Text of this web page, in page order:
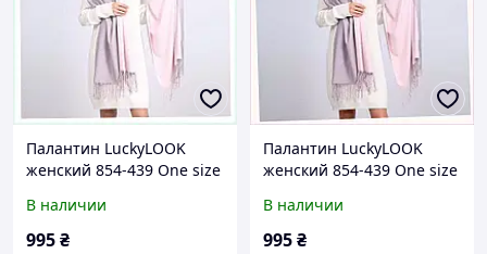
Палантин LuckyLOOK
женский 854-439 One size
68B8T6B183
В наличии
995₴
Палантин LuckyLOOK
женский 854-439 One size
В наличии
995₴